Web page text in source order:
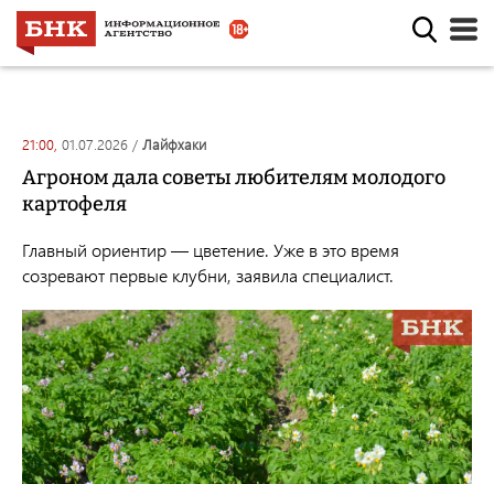
21:00, 01.07.2026 / лайфхаки
Агроном дала советы любителям молодого
картофеля
Главный ориентир — цветение. Уже в это время
созревают первые клубни, заявила специалист.